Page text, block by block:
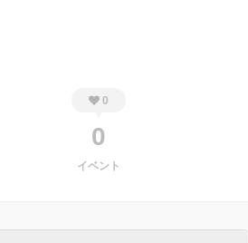
0
0
イベント